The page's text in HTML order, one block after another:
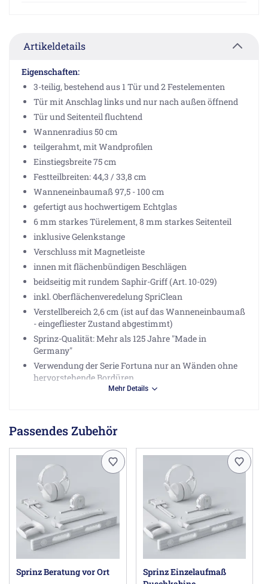
Artikeldetails
Eigenschaften:
3-teilig, bestehend aus 1 Tür und 2 Festelementen
Tür mit Anschlag links und nur nach außen öffnend
Tür und Seitenteil fluchtend
Wannenradius 50 cm
teilgerahmt, mit Wandprofilen
Einstiegsbreite 75 cm
Festteilbreiten: 44,3 / 33,8 cm
Wanneneinbaumaß 97,5 - 100 cm
gefertigt aus hochwertigem Echtglas
6 mm starkes Türelement, 8 mm starkes Seitenteil
inklusive Gelenkstange
Verschluss mit Magnetleiste
innen mit flächenbündigen Beschlägen
beidseitig mit rundem Saphir-Griff (Art. 10-029)
inkl. Oberflächenveredelung SpriClean
Verstellbereich 2,6 cm (ist auf das Wanneneinbaumaß
- eingefliester Zustand abgestimmt)
Sprinz-Qualität: Mehr als 125 Jahre "Made in
Germany"
Verwendung der Serie Fortuna nur an Wänden ohne
hervorstehende Bordüren.
Wanneneinbaumaß nicht unter- bzw. überschritten
werden.
Die Duschkabine ist nur bundesweit
auf dem Festland
inkl. Aufmaß und Montage bestellbar & lieferbar!
Hinweis für Duschabtrennungen
Herstellerinformationen
Joh. Sprinz GmbH & Co. KG, Lagerstr. 13, 88287
Grünkraut-Gullen DE, info@sprinz.eu
Mehr Details
Passendes Zubehör
Sprinz Beratung vor Ort
Sprinz Einzelaufmaß